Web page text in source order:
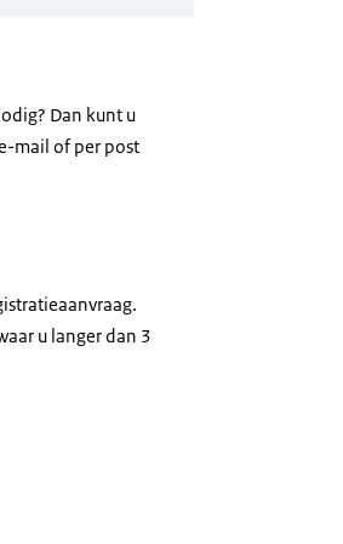
Dan kunt u
mail of per post
u langer dan 3